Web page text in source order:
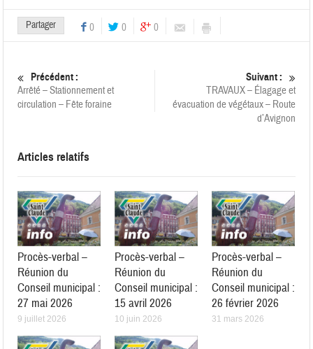
Partager 0 0 0
Précédent :
Arrêté – Stationnement et
circulation – Fête foraine
Suivant :
TRAVAUX – Élagage et
évacuation de végétaux – Route
d’Avignon
Articles relatifs
Procès-verbal –
Réunion du
Conseil municipal :
27 mai 2026
9 juillet 2026
Procès-verbal –
Réunion du
Conseil municipal :
15 avril 2026
10 juin 2026
Procès-verbal –
Réunion du
Conseil municipal :
26 février 2026
31 mars 2026